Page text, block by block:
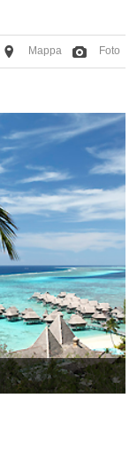
Foto
Mappa